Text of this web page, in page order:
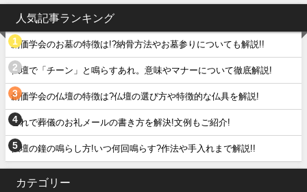
人気記事ランキング
創価学会のお墓の特徴は!?納骨方法やお墓参りについても解説!!
仏壇で「チーン」と鳴らすあれ。意味やマナーについて徹底解説!
創価学会の仏壇の特徴は?仏壇の選び方や特徴的な仏具を解説!
これで葬儀のお礼メールの書き方を解決!文例もご紹介!
仏壇の鐘の鳴らし方!いつ何回鳴らす?作法や手入れまで解説!!
カテゴリー